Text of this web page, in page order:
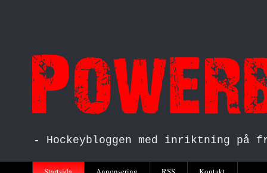
- Hockeybloggen med inriktning på